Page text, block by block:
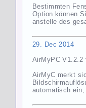
Bestimmten
Option können
anstelle des
29. Dec 2014
AirMyPC V1.2.2
AirMyC merkt
automatisch ein,